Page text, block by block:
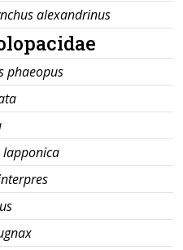
alexandrinus
phaeopus